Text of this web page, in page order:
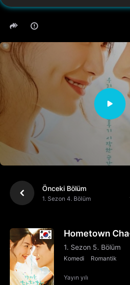
Önceki Bölüm
1. Sezon 4. Bölüm
Hometown
1. Sezon 5. Bölüm
Komedi Romantik
Yayın yılı